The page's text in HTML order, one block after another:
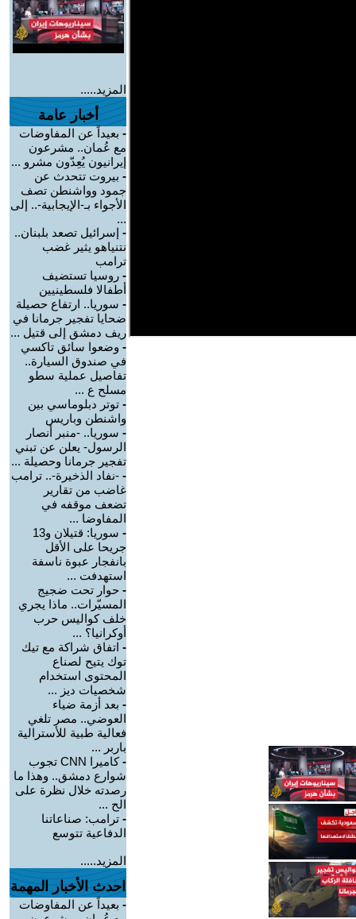
المزيد.....
أخبار عامة
- بعيداً عن المفاوضات
مع عُمان.. مشرعون
إيرانيون يُعِدّون مشرو ...
- بيروت تتحدث عن
جمود وواشنطن تصف
الأجواء بـ-الإيجابية-.. إلى
...
- إسرائيل تصعد بلبنان..
نتنياهو يثير غضب
ترامب
- روسيا تستضيف
أطفالا فلسطينيين
- سوريا.. ارتفاع حصيلة
ضحايا تفجير جرمانا في
ريف دمشق إلى قتيل ...
- وضعوا سائق تاكسي
في صندوق السيارة..
تفاصيل عملية سطو
مسلح ع ...
- توتر دبلوماسي بين
واشنطن وباريس
- سوريا.. -منبر أنصار
الرسول- يعلن عن تبني
تفجير جرمانا وحصيلة ...
- -نفاد الذخيرة-.. ترامب
غاضب من تقارير
تضعف موقفه في
المفاوضا ...
-
سوريا: قتيلان و13
جريحا على الأقل
بانفجار عبوة ناسفة
استهدفت ...
- حوار تحت ضجيج
المسيّرات.. ماذا يجري
خلف كواليس حرب
أوكرانيا؟ ...
- اتفاق شراكة مع تيك
توك يتيح لصناع
المحتوى استخدام
شخصيات ديز ...
- بعد أزمة ضياء
العوضي.. مصر تلغي
فعالية طبية للأسترالية
باربر ...
-
كاميرا CNN تجوب
شوارع دمشق.. وهذا ما
رصدته خلال نظرة على
الح ...
- ترامب: صناعاتنا
الدفاعية تتوسع
المزيد.....
احدث الأخبار المهمة
- بعيداً عن المفاوضات